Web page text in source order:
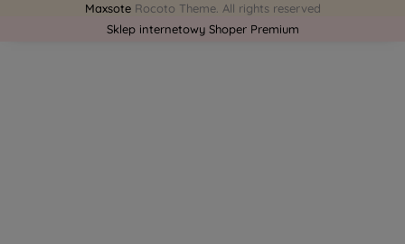
MaxsoteRocoto Theme. All rights reserved
Sklep internetowy Shoper Premium